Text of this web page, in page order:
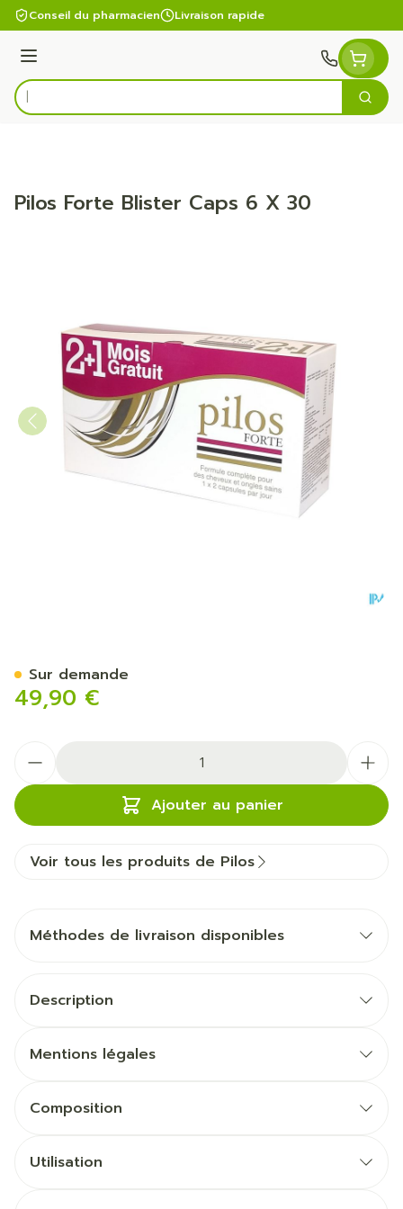
Aller au contenu
Conseil du pharmacien Livraison rapide
Menu
Rechercher
Pilos Forte Blister Caps 6 X 30
49,90 €
Ajouter au panier
Sur demande
Voir tous les produits de Pilos
Méthodes de livraison disponibles
Description
Mentions légales
Composition
Utilisation